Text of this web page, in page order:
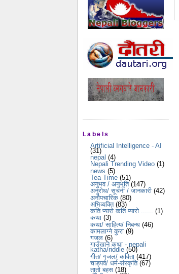
Labels
Artificial Intelligence - AI
(31)
nepal (4)
Nepali Trending Video (1)
news (5)
Tea Time (51)
अनुभव / अनुभूति (147)
अनुरोध/ सूचना / जानकारी (42)
अनौपचारिक (80)
अभिव्यक्ति (83)
कति प्यारो कति प्यारो ...... (1)
कथा (3)
कथा/ साहित्य/ निबन्ध (46)
कामलाग्ने कुरा (9)
गजल (6)
गाउँखाने कथा - nepali
katha/riddle (50)
गीत/ गजल/ कविता (417)
चाडपर्व/ धर्म-संस्कृति (67)
तातो बहस (18)